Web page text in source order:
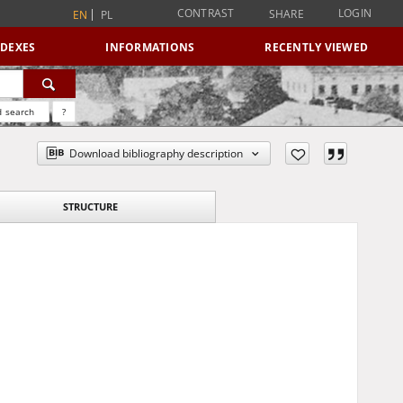
EN PL CONTRAST SHARE LOGIN
INFORMATIONS RECENTLY VIEWED
search ?
Download bibliography description
STRUCTURE